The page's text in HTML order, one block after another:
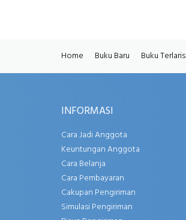
Home Buku Baru Buku Terlaris
INFORMASI
Cara Jadi Anggota
Keuntungan Anggota
Cara Belanja
Cara Pembayaran
Cakupan Pengiriman
Simulasi Pengiriman